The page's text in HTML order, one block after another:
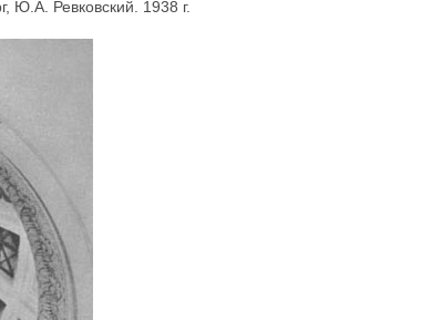
Ю.А. Ревковский. 1938 г.